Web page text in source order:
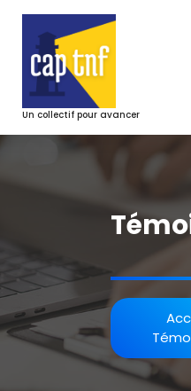
contenu
Un collectif pour avancer